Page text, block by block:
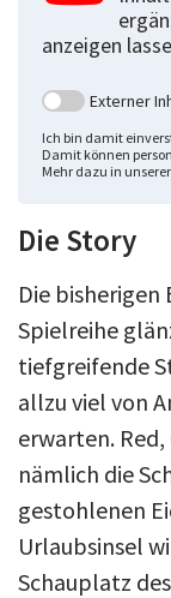
anzeigen
Externer
Ich bin damit
Damit können
Mehr dazu in unserer
Die Story
Die bisherigen
Spielreihe
tiefgreifende
allzu viel von
erwarten.
nämlich die
gestohlenen
Urlaubsinsel
Schauplatz